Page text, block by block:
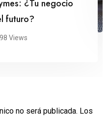
¿Tu negocio
futuro?
Views
no será publicada. Los